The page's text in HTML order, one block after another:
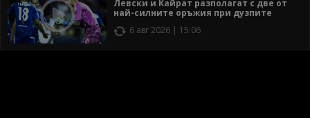
Левски и Кайрат разполагат с две от
най-силните оръжия при дузпите
6 авг 2026 | 15:06